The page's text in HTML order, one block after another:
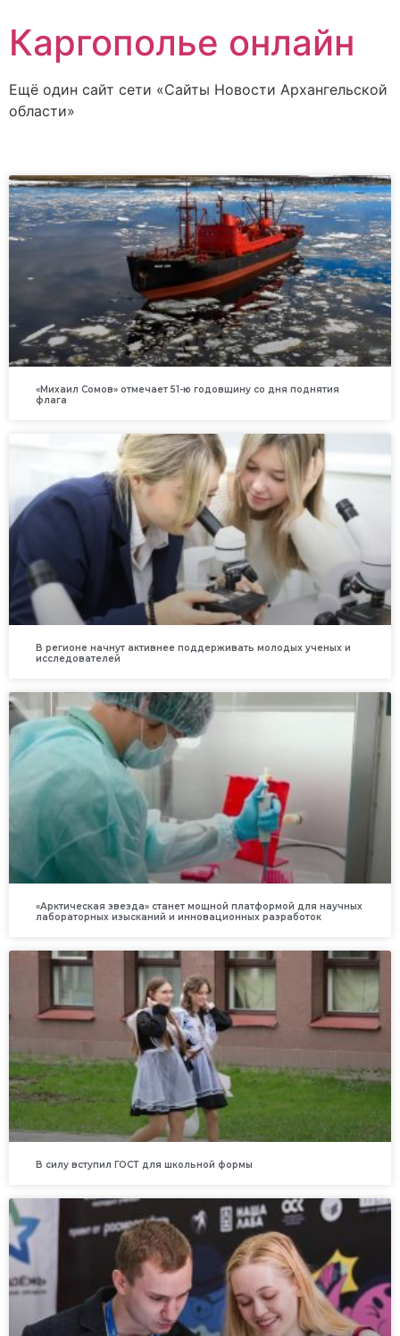
Каргополье онлайн
Ещё один сайт сети «Сайты Новости Архангельской
области»
«Михаил Сомов» отмечает 51-ю годовщину со дня поднятия
флага
В регионе начнут активнее поддерживать молодых ученых и
исследователей
«Арктическая звезда» станет мощной платформой для научных
лабораторных изысканий и инновационных разработок
В силу вступил ГОСТ для школьной формы